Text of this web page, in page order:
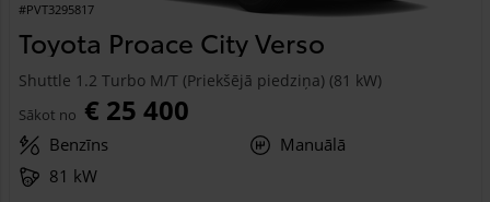
#PVT3295817
Toyota Proace City Verso
Shuttle 1.2 Turbo M/T (Priekšējā piedziņa) (81 kW)
Sākot no € 25 400
Benzīns
Manuālā
81 kW